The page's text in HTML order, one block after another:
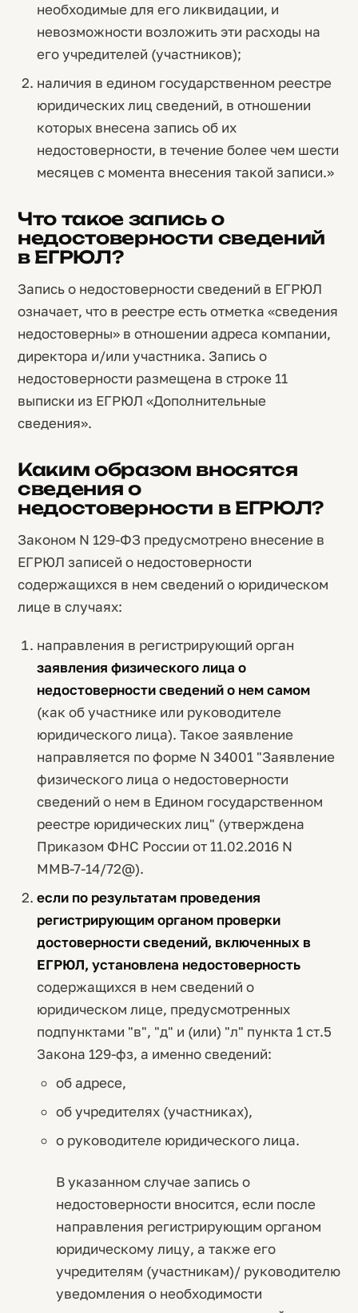
необходимые для его ликвидации, и
невозможности возложить эти расходы на
его учредителей (участников);
наличия в едином государственном реестре
юридических лиц сведений, в отношении
которых внесена запись об их
недостоверности, в течение более чем шести
месяцев с момента внесения такой записи.»
Что такое запись о
недостоверности сведений
в ЕГРЮЛ?
Запись о недостоверности сведений в ЕГРЮЛ
означает, что в реестре есть отметка «сведения
недостоверны» в отношении адреса компании,
директора и/или участника. Запись о
недостоверности размещена в строке 11
выписки из ЕГРЮЛ «Дополнительные
сведения».
Каким образом вносятся
сведения о
недостоверности в ЕГРЮЛ?
Законом N 129-ФЗ предусмотрено внесение в
ЕГРЮЛ записей о недостоверности
содержащихся в нем сведений о юридическом
лице в случаях:
направления в регистрирующий орган
заявления физического лица о
недостоверности сведений о нем самом
(как об участнике или руководителе
юридического лица). Такое заявление
направляется по форме N 34001 "Заявление
физического лица о недостоверности
сведений о нем в Едином государственном
реестре юридических лиц" (утверждена
Приказом ФНС России от 11.02.2016 N
ММВ-7-14/72@).
если по результатам проведения
регистрирующим органом проверки
достоверности сведений, включенных в
ЕГРЮЛ, установлена недостоверность
содержащихся в нем сведений о
юридическом лице, предусмотренных
подпунктами "в", "д" и (или) "л" пункта 1 ст.5
Закона 129-фз, а именно сведений:
об адресе,
об учредителях (участниках),
о руководителе юридического лица.
В указанном случае запись о
недостоверности вносится, если после
направления регистрирующим органом
юридическому лицу, а также его
учредителям (участникам)/ руководителю
уведомления о необходимости